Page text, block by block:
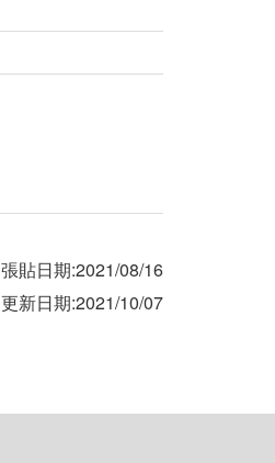
張貼日期:2021/08/16
更新日期:2021/10/07